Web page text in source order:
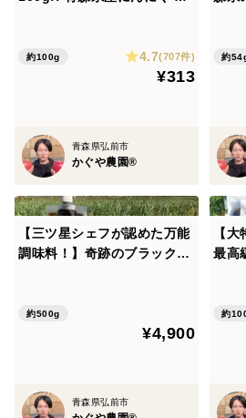
トやケーキなどのスイーツにも合
の隠し味など、色々な料理にも
最新の特許製法で栄養価を損なわ
温熟成⇒更に追熟⇒更に低温で水
養価をギュっと濃縮☆だから、他
く、甘～くて、毎日続けられる、
にんにくが完成するんです☆
Q、栄養価が高いのはなぜ？
⇒かぐや農園の黒にんにくは、
います☆
約100g 4.7(707件)
¥313
青森県弘前市
かぐや農園®
便】
約
【三ツ星シェフが認めた万能
調味料！】奇跡のブラックフ
んにく【メール便】
約500g
¥4,900
青森県弘前市
【
最高
約